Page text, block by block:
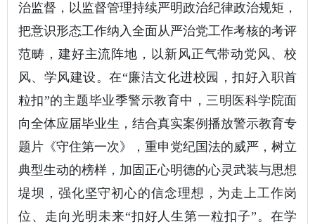
治监督，以监督管理持续严明政治纪律政治规矩，
把意识形态工作纳入全面从严治党工作考核的考评
范畴，建好主流阵地，以新风正气带动党风、校
风、学风建设。在“廉洁文化进校园，扣好入职首
粒扣”的主题毕业季警示教育中，三明医科学院面
向全体应届毕业生，结合真实案例播放警示教育专
题片《守住第一次》，重申党纪国法的威严，树立
典型生动的榜样，加固正心明德的心灵武装与思想
堤坝，强化坚守初心的信念理想，为走上工作岗
位、走向光明未来“扣好人生第一粒扣子”。在学